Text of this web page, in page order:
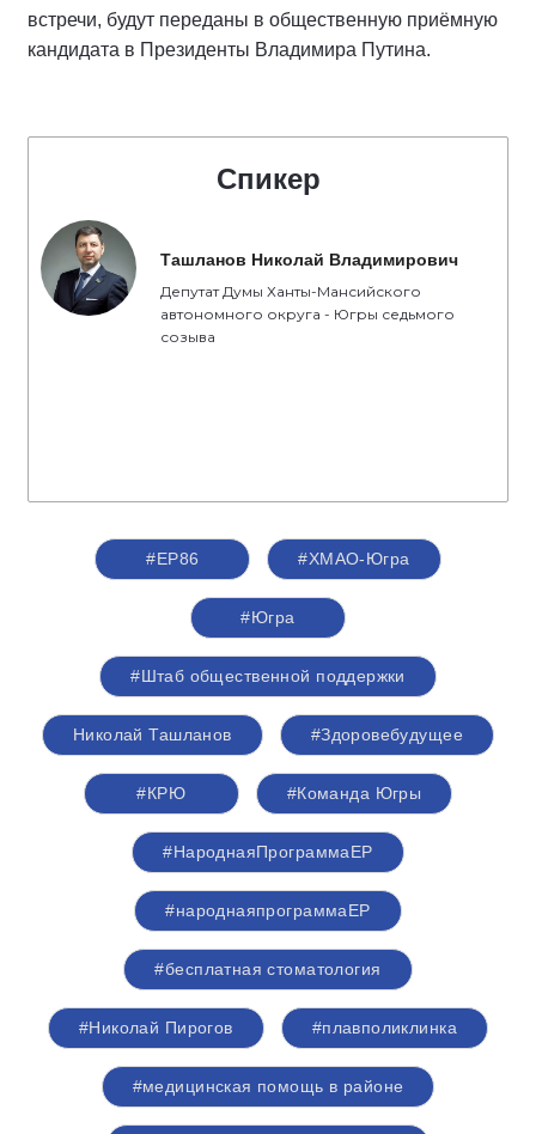
встречи, будут переданы в общественную приёмную
кандидата в Президенты Владимира Путина.
Спикер
Ташланов Николай Владимирович
Депутат Думы Ханты-Мансийского
автономного округа - Югры седьмого
созыва
#ЕР86 #ХМАО-Югра
#Югра
#Штаб общественной поддержки
Николай Ташланов #Здоровебудущее
#КРЮ #Команда Югры
#НароднаяПрограммаЕР
#народнаяпрограммаЕР
#бесплатная стоматология
#Николай Пирогов #плавполиклинка
#медицинская помощь в районе